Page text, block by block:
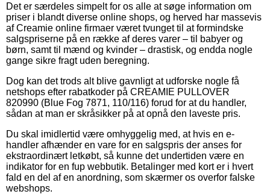
Det er særdeles simpelt for os alle at søge information om
priser i blandt diverse online shops, og herved har massevis
af Creamie online firmaer været tvunget til at formindske
salgspriserne på en række af deres varer – til babyer og
børn, samt til mænd og kvinder – drastisk, og endda nogle
gange sikre fragt uden beregning.
Dog kan det trods alt blive gavnligt at udforske nogle få
netshops efter rabatkoder på CREAMIE PULLOVER
820990 (Blue Fog 7871, 110/116) forud for at du handler,
sådan at man er skråsikker på at opnå den laveste pris.
Du skal imidlertid være omhyggelig med, at hvis en e-
handler afhænder en vare for en salgspris der anses for
ekstraordinært letkøbt, så kunne det undertiden være en
indikator for en fup webbutik. Betalinger med kort er i hvert
fald en del af en anordning, som skærmer os overfor falske
webshops.